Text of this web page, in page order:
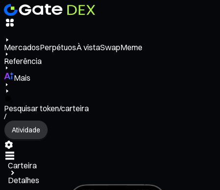
MercadosPerpétuosÀ vistaSwapMeme
Referência
Mais
Pesquisar token/carteira
/
Atividade
Carteira
Detalhes